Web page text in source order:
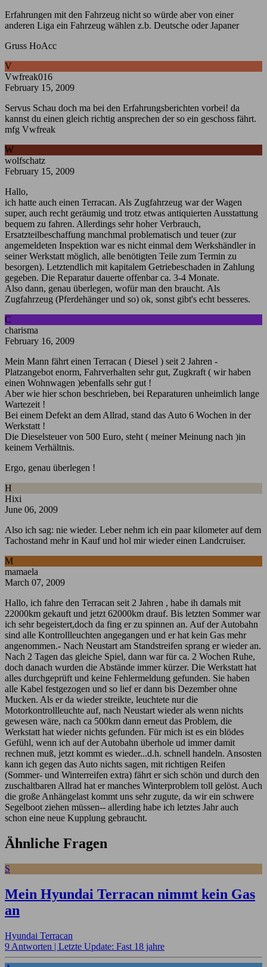
Erfahrungen mit den Fahrzeug nicht so würde aber von einer
anderen Liga ein Fahrzeug wählen z.b. Deutsche oder Japaner
Gruss HoAcc
V
Vwfreak016
February 15, 2009
Servus Schau doch ma bei den Erfahrungsberichten vorbei! da
kannst du einen gleich richtig ansprechen der so ein geschoss fährt.
mfg Vwfreak
W
wolfschatz
February 15, 2009
Hallo,
ich hatte auch einen Terracan. Als Zugfahrzeug war der Wagen
super, auch recht geräumig und trotz etwas antiquierten Ausstattung
bequem zu fahren. Allerdings sehr hoher Verbrauch,
Ersatzteilbeschaffung manchmal problematisch und teuer (zur
angemeldeten Inspektion war es nicht einmal dem Werkshändler in
seiner Werkstatt möglich, alle benötigten Teile zum Termin zu
besorgen). Letztendlich mit kapitalem Getriebeschaden in Zahlung
gegeben. Die Reparatur dauerte offenbar ca. 3-4 Monate.
Also dann, genau überlegen, wofür man den braucht. Als
Zugfahrzeug (Pferdehänger und so) ok, sonst gibt's echt besseres.
C
charisma
February 16, 2009
Mein Mann fährt einen Terracan ( Diesel ) seit 2 Jahren -
Platzangebot enorm, Fahrverhalten sehr gut, Zugkraft ( wir haben
einen Wohnwagen )ebenfalls sehr gut !
Aber wie hier schon beschrieben, bei Reparaturen unheimlich lange
Wartezeit !
Bei einem Defekt an dem Allrad, stand das Auto 6 Wochen in der
Werkstatt !
Die Dieselsteuer von 500 Euro, steht ( meiner Meinung nach )in
keinem Verhältnis.
Ergo, genau überlegen !
H
Hixi
June 06, 2009
Also ich sag: nie wieder. Leber nehm ich ein paar kilometer auf dem
Tachostand mehr in Kauf und hol mir wieder einen Landcruiser.
M
mamaela
March 07, 2009
Hallo, ich fahre den Terracan seit 2 Jahren , habe ih damals mit
22000km gekauft und jetzt 62000km drauf. Bis letzten Sommer war
ich sehr begeistert,doch da fing er zu spinnen an. Auf der Autobahn
sind alle Kontrollleuchten angegangen und er hat kein Gas mehr
angenommen.- Nach Neustart am Standstreifen sprang er wieder an.
Nach 2 Tagen das gleiche Spiel, dann war für ca. 2 Wochen Ruhe,
doch danach wurden die Abstände immer kürzer. Die Werkstatt hat
alles durchgeprüft und keine Fehlermeldung gefunden. Sie haben
alle Kabel festgezogen und so lief er dann bis Dezember ohne
Mucken. Als er da wieder streikte, leuchtete nur die
Motorkontrollleuchte auf, nach Neustart wieder als wenn nichts
gewesen wäre, nach ca 500km dann erneut das Problem, die
Werkstatt hat wieder nichts gefunden. Für mich ist es ein blödes
Gefühl, wenn ich auf der Autobahn überhole ud immer damit
rechnen muß, jetzt kommt es wieder...d.h. schnell handeln. Ansosten
kann ich gegen das Auto nichts sagen, mit richtigen Reifen
(Sommer- und Winterreifen extra) fährt er sich schön und durch den
zuschaltbaren Allrad hat er manches Winterproblem toll gelöst. Auch
die große Anhängelast kommt uns sehr zugute, da wir ein schwere
Segelboot ziehen müssen-- allerding habe ich letztes Jahr auch
schon eine neue Kupplung gebraucht.
Ähnliche Fragen
S
Mein Hyundai Terracan nimmt kein Gas
an
Hyundai Terracan
9 Antworten | Letzte Update: Fast 18 jahre